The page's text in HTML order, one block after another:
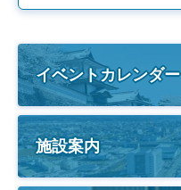
イベントカレンダー
施設案内